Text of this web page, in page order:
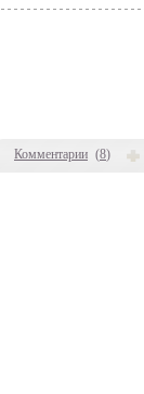
Комментарии (8)